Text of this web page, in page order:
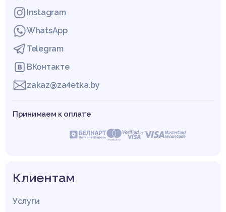
Instagram
WhatsApp
Telegram
ВКонтакте
zakaz@za4etka.by
Принимаем к оплате
Клиентам
Услуги